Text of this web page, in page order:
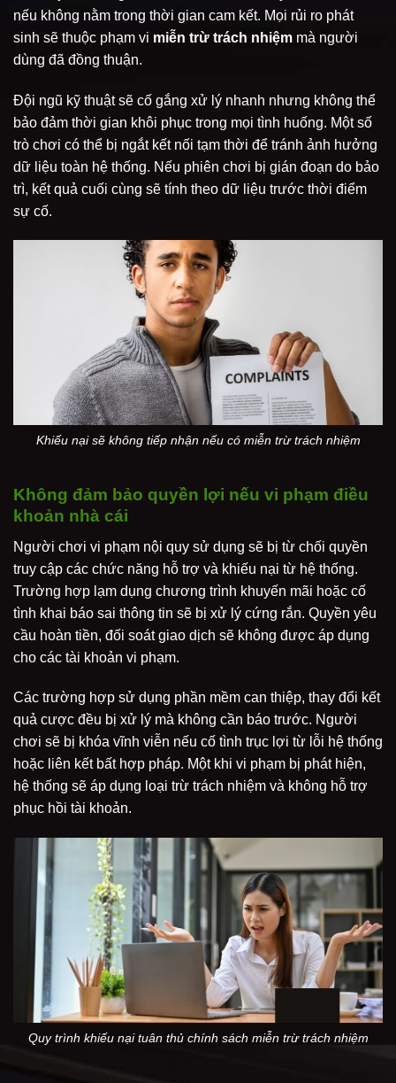
nếu không nằm trong thời gian cam kết. Mọi rủi ro phát
sinh sẽ thuộc phạm vi miễn trừ trách nhiệm mà người
dùng đã đồng thuận.
Đội ngũ kỹ thuật sẽ cố gắng xử lý nhanh nhưng không thể
bảo đảm thời gian khôi phục trong mọi tình huống. Một số
trò chơi có thể bị ngắt kết nối tạm thời để tránh ảnh hưởng
dữ liệu toàn hệ thống. Nếu phiên chơi bị gián đoạn do bảo
trì, kết quả cuối cùng sẽ tính theo dữ liệu trước thời điểm
sự cố.
Khiếu nại sẽ không tiếp nhận nếu có miễn trừ trách nhiệm
Không đảm bảo quyền lợi nếu vi phạm điều
khoản nhà cái
Người chơi vi phạm nội quy sử dụng sẽ bị từ chối quyền
truy cập các chức năng hỗ trợ và khiếu nại từ hệ thống.
Trường hợp lạm dụng chương trình khuyến mãi hoặc cố
tình khai báo sai thông tin sẽ bị xử lý cứng rắn. Quyền yêu
cầu hoàn tiền, đối soát giao dịch sẽ không được áp dụng
cho các tài khoản vi phạm.
Các trường hợp sử dụng phần mềm can thiệp, thay đổi kết
quả cược đều bị xử lý mà không cần báo trước. Người
chơi sẽ bị khóa vĩnh viễn nếu cố tình trục lợi từ lỗi hệ thống
hoặc liên kết bất hợp pháp. Một khi vi phạm bị phát hiện,
hệ thống sẽ áp dụng loại trừ trách nhiệm và không hỗ trợ
phục hồi tài khoản.
Quy trình khiếu nại tuân thủ chính sách miễn trừ trách nhiệm